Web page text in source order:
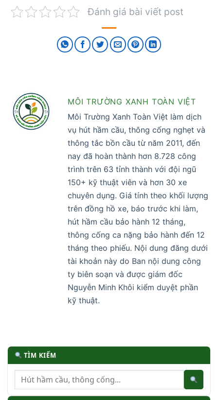
Đánh giá bài viết post
MÔI TRƯỜNG XANH TOÀN VIỆT
Môi Trường Xanh Toàn Việt làm dịch
vụ hút hầm cầu, thông cống nghẹt và
thông tắc bồn cầu từ năm 2011, đến
nay đã hoàn thành hơn 8.728 công
trình trên 63 tỉnh thành với đội ngũ
150+ kỹ thuật viên và hơn 30 xe
chuyên dụng. Giá tính theo khối lượng
trên đồng hồ xe, báo trước khi làm,
hút hầm cầu bảo hành 12 tháng,
thông cống ca nặng bảo hành đến 12
tháng theo phiếu. Nội dung đăng dưới
tài khoản này do Ban nội dung công
ty biên soạn và được giám đốc
Nguyễn Minh Khôi kiểm duyệt phần
kỹ thuật.
TÌM KIẾM